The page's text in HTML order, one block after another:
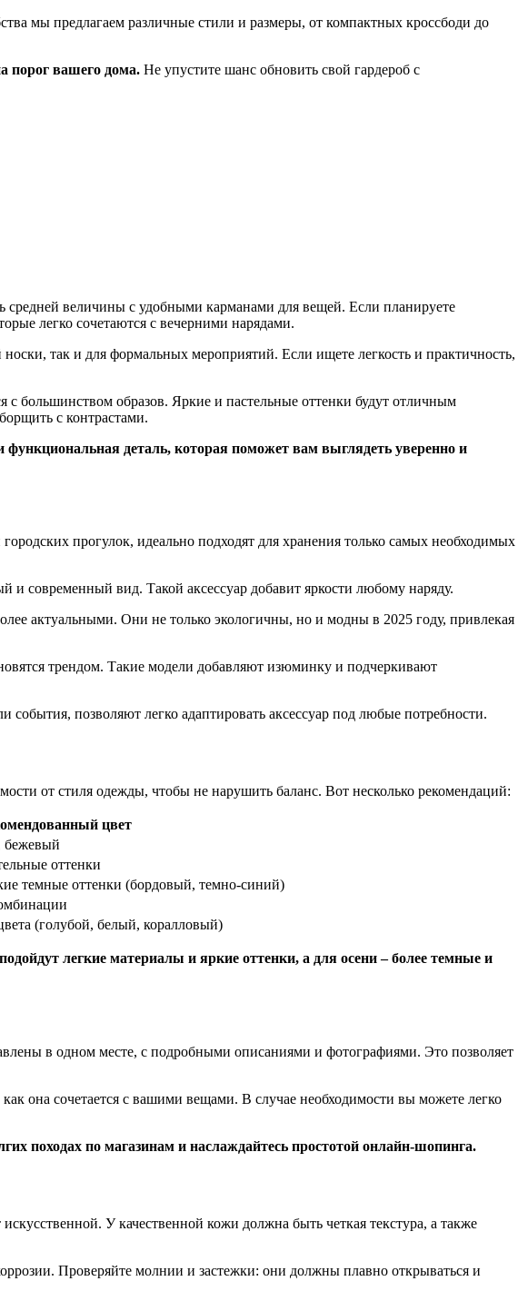
мы предлагаем различные стили и размеры, от компактных кроссбоди до
порог вашего дома. Не упустите шанс обновить свой гардероб с
величины с удобными карманами для вещей. Если планируете
легко сочетаются с вечерними нарядами.
так и для формальных мероприятий. Если ищете легкость и практичность,
большинством образов. Яркие и пастельные оттенки будут отличным
с контрастами.
деталь, которая поможет вам выглядеть уверенно и
прогулок, идеально подходят для хранения только самых необходимых
современный вид. Такой аксессуар добавит яркости любому наряду.
актуальными. Они не только экологичны, но и модны в 2025 году, привлекая
трендом. Такие модели добавляют изюминку и подчеркивают
позволяют легко адаптировать аксессуар под любые потребности.
от стиля одежды, чтобы не нарушить баланс. Вот несколько рекомендаций:
цвет
бежевый
оттенки
темные оттенки (бордовый, темно-синий)
(голубой, белый, коралловый)
легкие материалы и яркие оттенки, а для осени – более темные и
в одном месте, с подробными описаниями и фотографиями. Это позволяет
она сочетается с вашими вещами. В случае необходимости вы можете легко
походах по магазинам и наслаждайтесь простотой онлайн-шопинга.
У качественной кожи должна быть четкая текстура, а также
Проверяйте молнии и застежки: они должны плавно открываться и